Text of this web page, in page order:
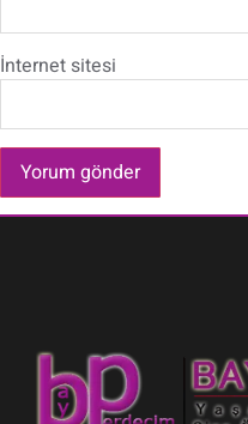
İnternet sitesi